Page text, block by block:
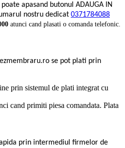
apasand butonul ADAUGA IN
nostru dedicat 0371784088
atunci cand plasati o comanda telefonic.
se pot plati prin
prin sistemul de plati integrat cu
cand primiti piesa comandata. Plata
prin intermediul firmelor de